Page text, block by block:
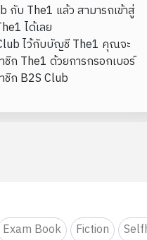
บ The1 แล้ว สามารถเข้าสู่
ได้เลย
ไว้กับบัญชี The1 คุณจะ
ก The1 ด้วยการกรอกเบอร์
ชิก B2S Club
Exam Book Fiction